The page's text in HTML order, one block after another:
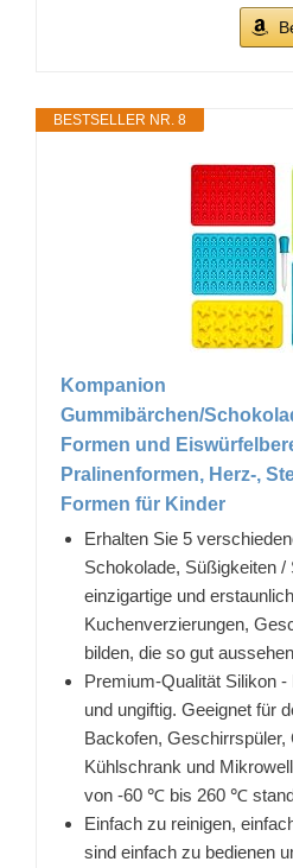
BESTSELLER NR. 8
Kompanion
Gummibärchen/
Formen und
Pralinenformen, Herz-,
Formen für Kinder
Erhalten Sie 5
Schokolade, Süßigkeiten
einzigartige und
Kuchenverzierungen,
bilden, die so gut
Premium-Qualität Silikon
und ungiftig. Geeignet für
Backofen, Geschirrspüler,
Kühlschrank und
von -60 ℃ bis 260 ℃
Einfach zu reinigen,
sind einfach zu bedienen